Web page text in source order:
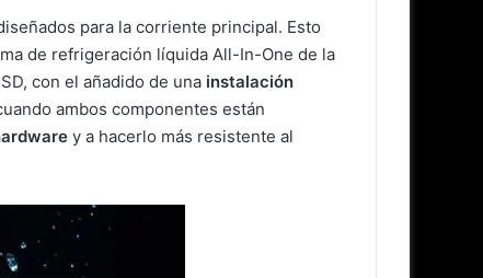
para la corriente principal. Esto
de refrigeración líquida All-In-One de la
con el añadido de una instalación
ambos componentes están
y a hacerlo más resistente al